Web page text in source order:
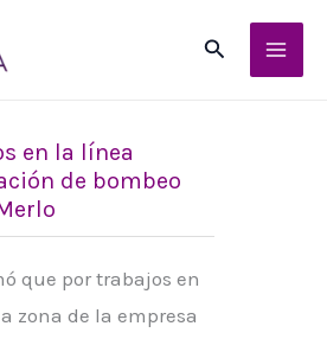
Buscar
en la línea
de bombeo
que por trabajos en
zona de la empresa